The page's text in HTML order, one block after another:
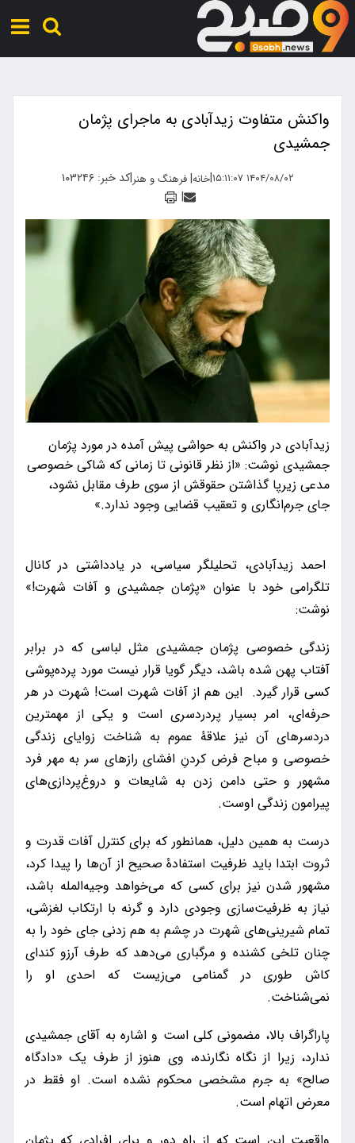
واکنش متفاوت زیدآبادی به ماجرای پژمان
جمشیدی
۱۴۰۴/۰۸/۰۲ ۱۵:۱۱:۰۷ |خانه|فرهنگ و هنر|کد خبر: ۱۰۳۲۴۶
|
زیدآبادی در واکنش به حواشی پیش آمده در مورد پژمان
جمشیدی نوشت: «از نظر قانونی تا زمانی که شاکی خصوصی
مدعی زیرپا گذاشتن حقوقش از سوی طرف مقابل نشود،
جای جرم‌انگاری و تعقیب قضایی وجود ندارد.»
احمد زیدآبادی، تحلیلگر سیاسی، در یادداشتی در کانال
تلگرامی خود با عنوان «پژمان جمشیدی و آفات شهرت!»
نوشت:
زندگی خصوصی پژمان جمشیدی مثل لباسی که در برابر
آفتاب پهن شده باشد، دیگر گویا قرار نیست مورد پرده‌پوشی
کسی قرار گیرد. این هم از آفات شهرت است! شهرت در هر
حرفه‌ای، امر بسیار پردردسری است و یکی از مهمترین
دردسرهای آن نیز علاقۀ عموم به شناخت زوایای زندگی
خصوصی و مباح فرض کردنِ افشای رازهای سر به مهر فرد
مشهور و حتی دامن زدن به شایعات و دروغ‌پردازی‌های
پیرامون زندگی اوست.
درست به همین دلیل، همانطور که برای کنترل آفات قدرت و
ثروت ابتدا باید ظرفیت استفادۀ صحیح از آن‌ها را پیدا کرد،
مشهور شدن نیز برای کسی که می‌خواهد وجیه‌المله باشد،
نیاز به ظرفیت‌سازی وجودی دارد و گرنه با ارتکاب لغزشی،
تمام شیرینی‌های شهرت در چشم به هم زدنی جای خود را به
چنان تلخی کشنده و مرگباری می‌دهد که طرف آرزو کند‌ای
کاش طوری در گمنامی می‌زیست که احدی او را
نمی‌شناخت.
پاراگراف بالا، مضمونی کلی است و اشاره به آقای جمشیدی
ندارد، زیرا از نگاه نگارنده، وی هنوز از طرف یک «دادگاه
صالح» به جرم مشخصی محکوم نشده است. او فقط در
معرض اتهام است.